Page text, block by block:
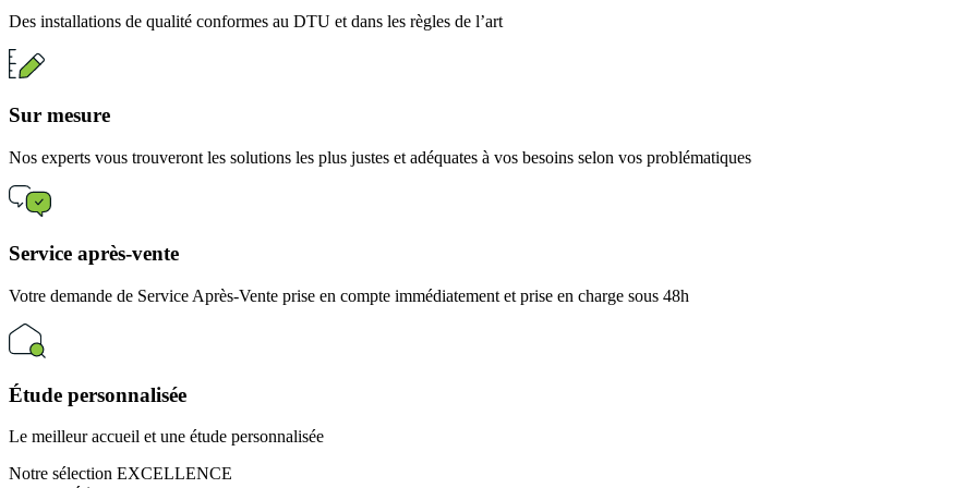
Des installations de qualité conformes au DTU et dans les règles de l’art
Sur mesure
Nos experts vous trouveront les solutions les plus justes et adéquates à vos besoins selon vos problématiques
Service après-vente
Votre demande de Service Après-Vente prise en compte immédiatement et prise en charge sous 48h
Étude personnalisée
Le meilleur accueil et une étude personnalisée
Notre sélection EXCELLENCE